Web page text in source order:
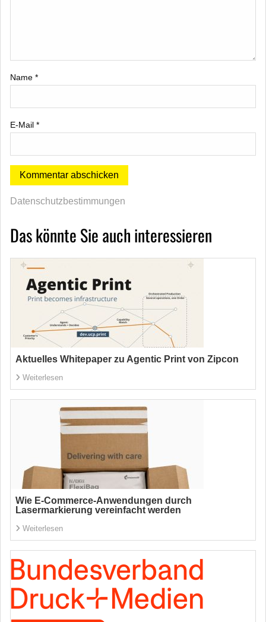
Name *
E-Mail *
Datenschutzbestimmungen
Das könnte Sie auch interessieren
Aktuelles Whitepaper zu Agentic Print von Zipcon
Weiterlesen
Wie E-Commerce-Anwendungen durch
Lasermarkierung vereinfacht werden
Weiterlesen